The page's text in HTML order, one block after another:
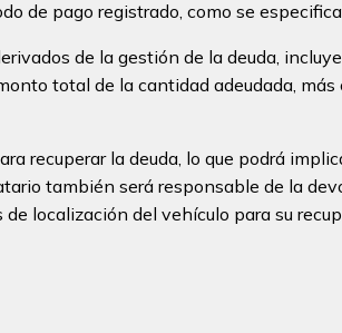
de pago registrado, como se
de la gestión de la deuda,
total de la cantidad adeudada,
recuperar la deuda, lo que podrá
también será responsable de la
localización del vehículo para su